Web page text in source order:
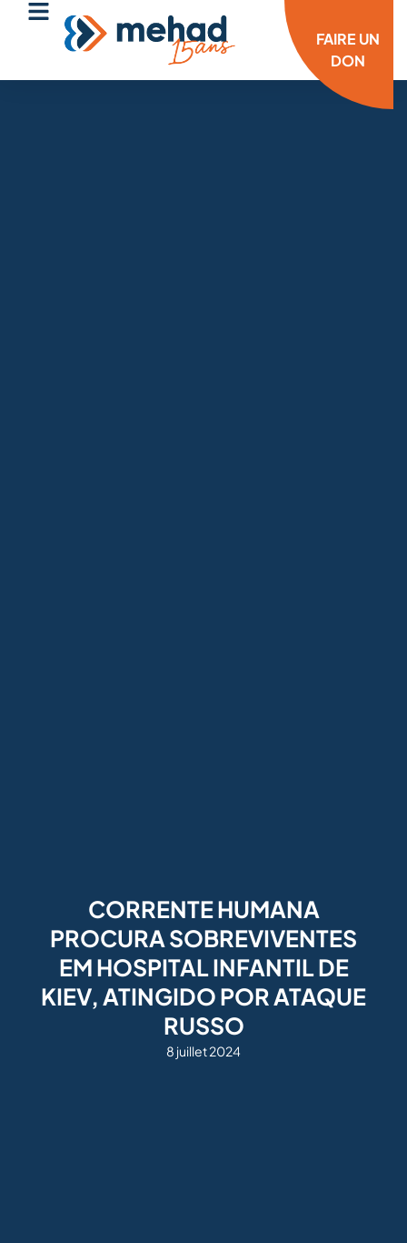
FAIRE UN
DON
CORRENTE HUMANA
PROCURA SOBREVIVENTES
EM HOSPITAL INFANTIL DE
KIEV, ATINGIDO POR ATAQUE
RUSSO
8 juillet 2024